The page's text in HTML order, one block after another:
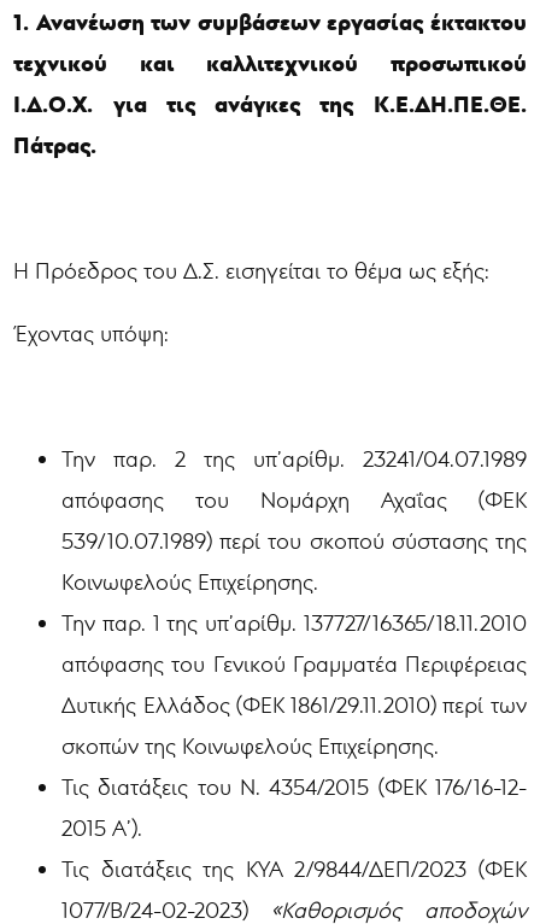
1. Ανανέωση των συμβάσεων εργασίας έκτακτου
τεχνικού και καλλιτεχνικού προσωπικού
Ι.Δ.Ο.Χ. για τις ανάγκες της Κ.Ε.ΔΗ.ΠΕ.ΘΕ.
Πάτρας.
Η Πρόεδρος του Δ.Σ. εισηγείται το θέμα ως εξής:
Έχοντας υπόψη:
Την παρ. 2 της υπ’αρίθμ. 23241/04.07.1989
απόφασης του Νομάρχη Αχαΐας (ΦΕΚ
539/10.07.1989) περί του σκοπού σύστασης της
Κοινωφελούς Επιχείρησης.
Την παρ. 1 της υπ’αρίθμ. 137727/16365/18.11.2010
απόφασης του Γενικού Γραμματέα Περιφέρειας
Δυτικής Ελλάδος (ΦΕΚ 1861/29.11.2010) περί των
σκοπών της Κοινωφελούς Επιχείρησης.
Τις διατάξεις του Ν. 4354/2015 (ΦΕΚ 176/16-12-
2015 Α’).
Τις διατάξεις της ΚΥΑ 2/9844/ΔΕΠ/2023 (ΦΕΚ
1077/Β/24-02-2023) «Καθορισμός αποδοχών